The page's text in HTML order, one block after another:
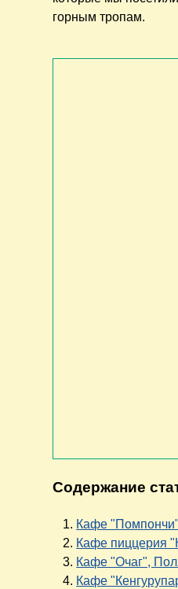
горным тропам.
Содержание
Кафе
Кафе пиццерия
Кафе "Очаг",
Кафе